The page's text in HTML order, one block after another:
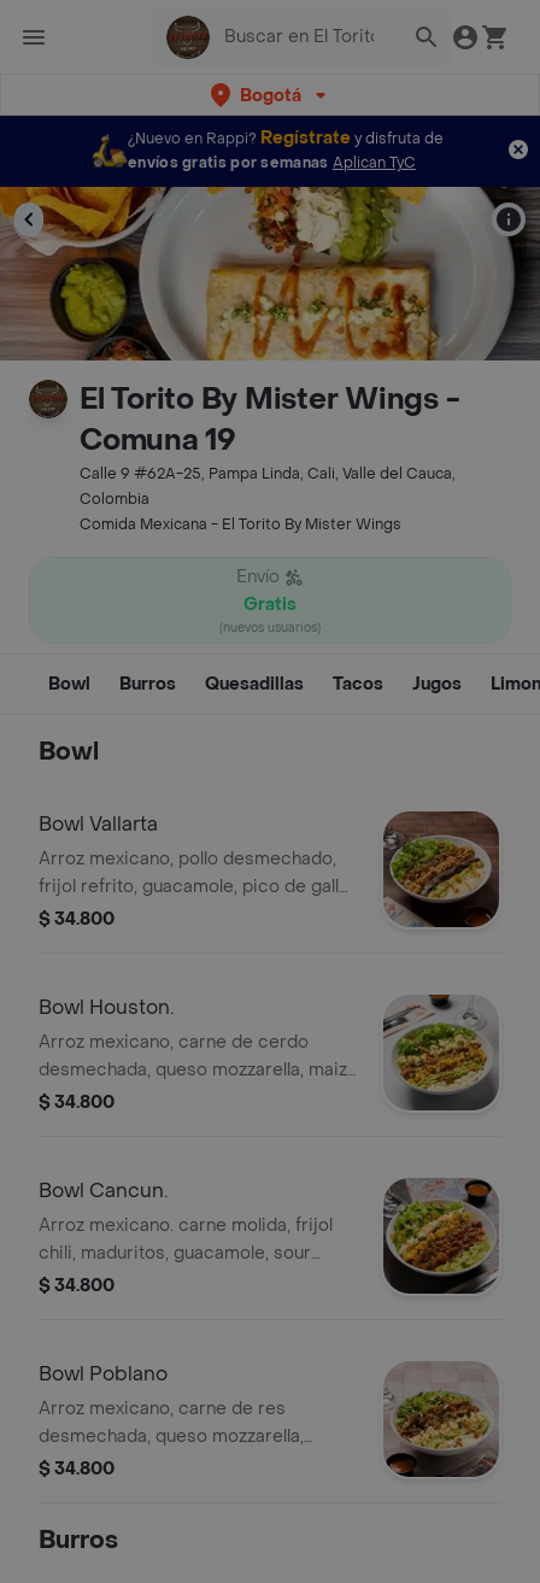
Bogotá
¿Nuevo en Rappi? Regístratey disfruta de
envíos gratis por semanas Aplican TyC
El Torito By Mister Wings -
Comuna 19
Calle 9 #62A-25, Pampa Linda, Cali, Valle del Cauca,
Colombia
Comida Mexicana - El Torito By Mister Wings
Envío
Gratis
(nuevos usuarios)
Bowl Burros Quesadillas Tacos Jugos
Bowl
Bowl Vallarta
Arroz mexicano, pollo desmechado,
frijol refrito, guacamole, pico de gallo,
sour cream, lechuga verde crespa,
$ 34.800
Bowl Houston.
Arroz mexicano, carne de cerdo
desmechada, queso mozzarella, maiz
desgranado, guacamole, lechuga
$ 34.800
Bowl Cancun.
Arroz mexicano. carne molida, frijol
chili, maduritos, guacamole, sour
cream, lechuga verde crespa,
$ 34.800
Bowl Poblano
Arroz mexicano, carne de res
desmechada, queso mozzarella,
guacamole, pico de gallo, sour cream,
$ 34.800
Burros